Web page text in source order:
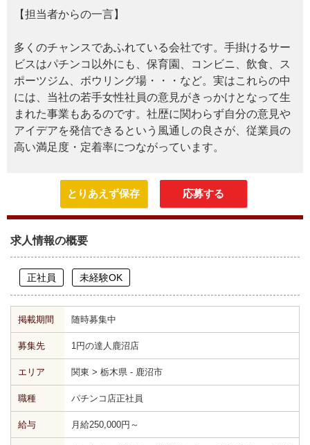
【担当者からの一言】
多くのチャンスであふれている会社です。手掛けるサー
ビスはパチンコ以外にも、保育園、コンビニ、飲食、ス
ポーツジム、ボウリング場・・・など。実はこれらの中
には、当社の若手女性社員の意見がきっかけとなって生
まれた事業もあるのです。社歴に関わらず自分の意見や
アイデアを発信できるという風通しの良さが、従業員の
高い満足度・定着率につながっています。
とりあえず保存 応募する
求人情報の概要
正社員 未経験OK
掲載期間 随時募集中
募集先 1円の達人鹿沼店
エリア 関東 > 栃木県 - 鹿沼市
職種 パチンコ店正社員
給与 月給250,000円～